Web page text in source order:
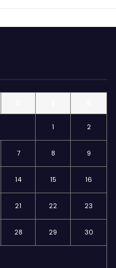
1 2
7 8 9
14 15 16
21 22 23
28 29 30